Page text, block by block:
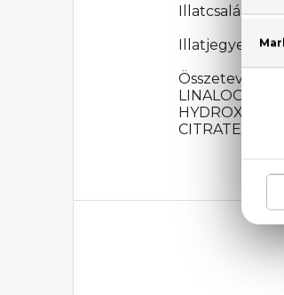
Illatcsalád:
Illatjegyek:
Összetevők:
LINALOOL,
CITRATE,